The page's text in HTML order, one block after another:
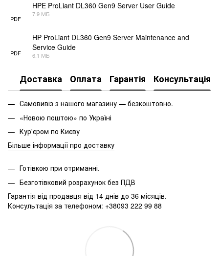
PDF
HPE ProLiant DL360 Gen9 Server User Guide
7.9 МБ
PDF
HP ProLiant DL360 Gen9 Server Maintenance and
Service Guide
6.1 МБ
Доставка Оплата Гарантія Консультація
Самовивіз з нашого магазину — безкоштовно.
«Новою поштою» по Україні
Кур'єром по Києву
Більше інформації про доставку
Готівкою при отриманні.
Безготівковий розрахунок без ПДВ
Гарантія від продавця від 14 днів до 36 місяців.
Консультація за телефоном: +38093 222 99 88